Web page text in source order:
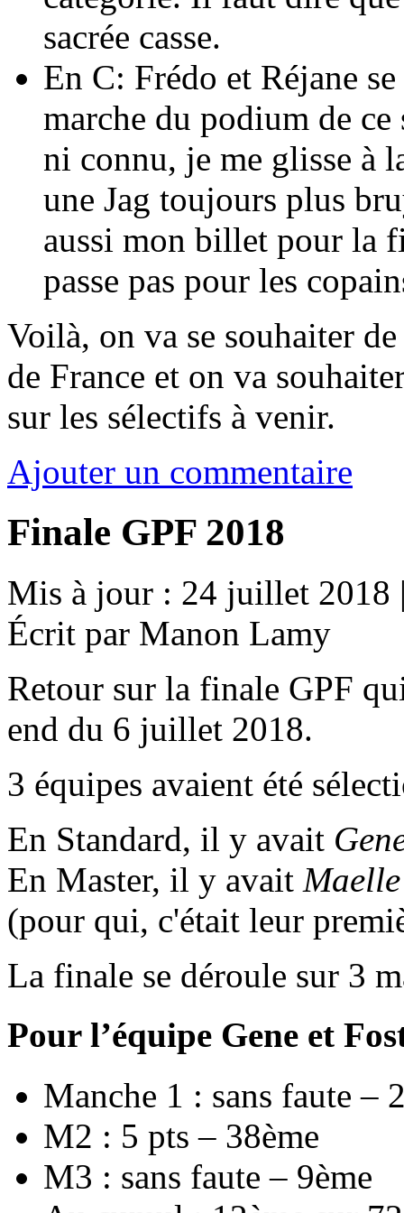
sacrée casse.
En C: Frédo et Réjane
marche du podium de
ni connu, je me glisse à
une Jag toujours plus
aussi mon billet pour la
passe pas pour les
Voilà, on va se souhaiter
de France et on va
sur les sélectifs à venir.
Ajouter un commentaire
Finale GPF 2018
Mis à jour : 24 juillet 2018
Écrit par Manon Lamy
Retour sur la finale GPF
end du 6 juillet 2018.
3 équipes avaient été
En Standard, il y avait
En Master, il y avait Maelle
(pour qui, c'était leur
La finale se déroule sur 3
Pour l’équipe Gene et
Manche 1 : sans faute –
M2 : 5 pts – 38ème
M3 : sans faute – 9ème